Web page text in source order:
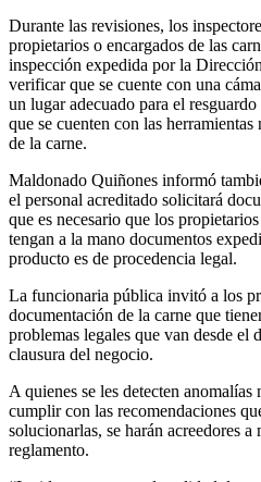
Durante las revisiones, los
propietarios o encargados de las
inspección expedida por la
verificar que se cuente con una
un lugar adecuado para el
que se cuenten con las
de la carne.
Maldonado Quiñones informó
el personal acreditado solicitará
que es necesario que los
tengan a la mano documentos
producto es de procedencia legal.
La funcionaria pública invitó a los
documentación de la carne que
problemas legales que van desde el
clausura del negocio.
A quienes se les detecten anomalías
cumplir con las recomendaciones
solucionarlas, se harán acreedores
reglamento.